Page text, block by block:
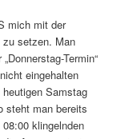
mich mit der
zu setzen. Man
Termin“
eingehalten
Samstag
steht man bereits
klingelnden